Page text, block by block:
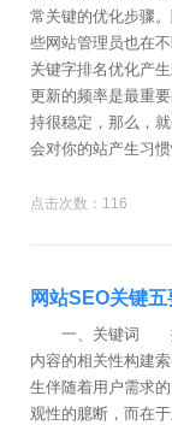
常关键的优化步骤
些网站管理员也在
关键字排名优化
更新的频率是最重
持很稳定，那么，
会对你的站产生习
点击次数：116
网站SEO关键
一、关键词 搜
内容的相关性构建
生伴随着用户需求
观性的臆断，而